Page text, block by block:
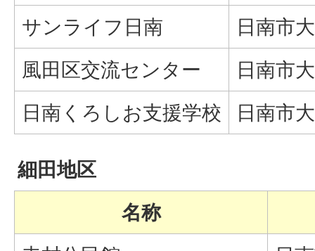
サンライフ日南
日南市
風田区交流センター
日南市
日南くろしお支援学校
日南市
細田地区
名称